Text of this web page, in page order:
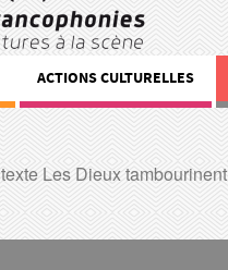
ACTIONS CULTURELLES
Les Dieux tambourinent